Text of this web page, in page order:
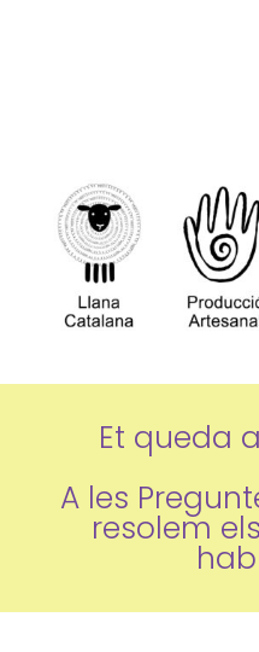
Et queda
A les
resolem